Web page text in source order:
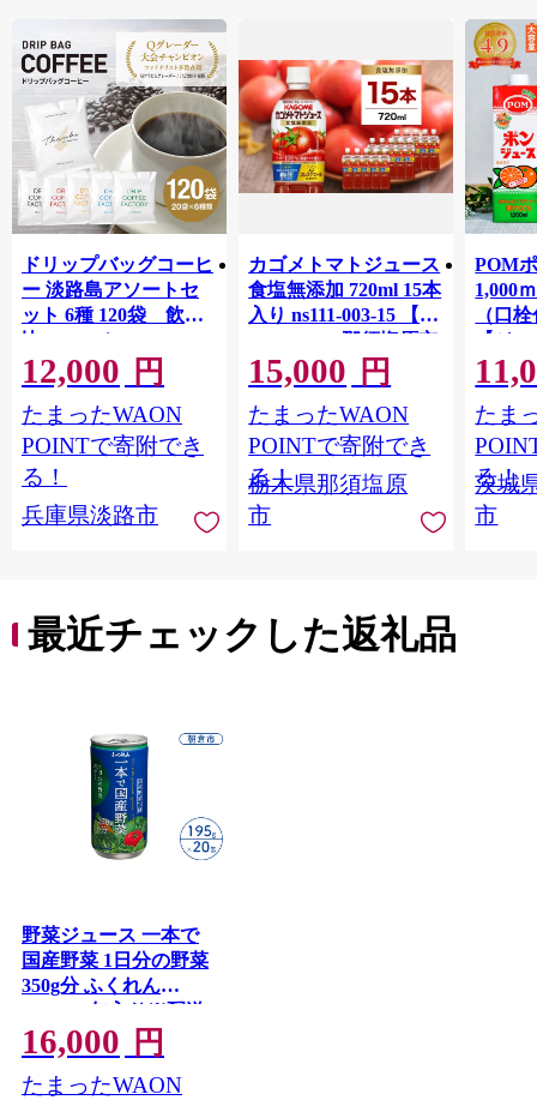
ドリップバッグコーヒ
ー 淡路島アソートセ
ット 6種 120袋 飲み
比べ コーヒー
12,000 円
たまったWAON
POINTで寄附でき
る！
兵庫県淡路市
カゴメトマトジュース
食塩無添加 720ml 15本
入り ns111-003-15 【
KAGOME 那須塩原市
ギフト トマト 野菜 ジ
ュース 飲料 ドリンク
健康 GABA 血圧 コレ
ステロール】
15,000 円
たまったWAON
POINTで寄附でき
る！
栃木県那須塩原
市
POM
1,000
（口
【ジ
Ｍ 爽
ジ 果
ンス
ンド
庫 ド
入れし
アタイ
たま
る！
茨城
市
最近チェックした返礼品
野菜ジュース 一本で
国産野菜 1日分の野菜
350g分 ふくれん
195g×20缶入り※配送
不可：北海道・沖縄・
離島 飲料類 野菜飲料
にんじん 9種類の野菜
16,000 円
たまったWAON